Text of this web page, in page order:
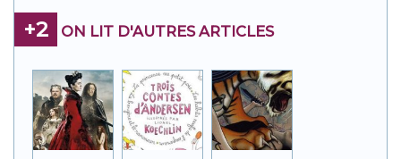
+2 ON LIT D'AUTRES ARTICLES